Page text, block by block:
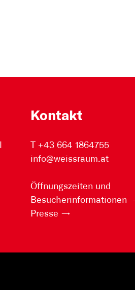
Kontakt
T +43 664 1864755
info@weissraum.at
Öffnungszeiten und
Besucherinformationen
Presse